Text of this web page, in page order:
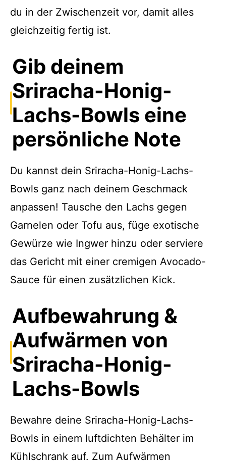
du in der Zwischenzeit vor, damit alles
gleichzeitig fertig ist.
Gib deinem
Sriracha-Honig-
Lachs-Bowls eine
persönliche Note
Du kannst dein Sriracha-Honig-Lachs-
Bowls ganz nach deinem Geschmack
anpassen! Tausche den Lachs gegen
Garnelen oder Tofu aus, füge exotische
Gewürze wie Ingwer hinzu oder serviere
das Gericht mit einer cremigen Avocado-
Sauce für einen zusätzlichen Kick.
Aufbewahrung &
Aufwärmen von
Sriracha-Honig-
Lachs-Bowls
Bewahre deine Sriracha-Honig-Lachs-
Bowls in einem luftdichten Behälter im
Kühlschrank auf. Zum Aufwärmen